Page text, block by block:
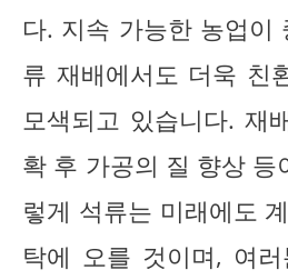
다. 지속 가능한 농업이
류 재배에서도 더욱 친
모색되고 있습니다. 재
확 후 가공의 질 향상 등
렇게 석류는 미래에도
탁에 오를 것이며, 여